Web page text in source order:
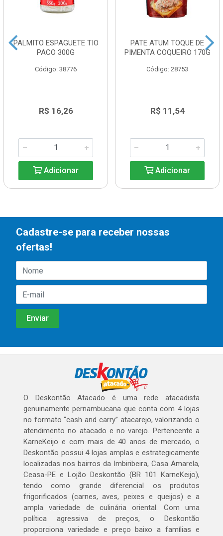
PALMITO ESPAGUETE TIO
PACO 300G
Código: 38776
R$ 16,26
Adicionar
PATE ATUM TOQUE DE
PIMENTA COQUEIRO 170G
Código: 28753
R$ 11,54
Adicionar
Cadastre-se para receber nossas
ofertas!
O Deskontão Atacado é uma rede atacadista
genuinamente pernambucana que conta com 4 lojas
no formato “cash and carry” atacarejo, valorizando o
atendimento no atacado e no varejo. Pertencente a
KarneKeijo e com mais de 40 anos de mercado, o
Deskontão possui 4 lojas amplas e estrategicamente
localizadas nos bairros da Imbiribeira, Casa Amarela,
Ceasa-PE e Lojão Deskontão (BR 101 KarneKeijo),
tendo como grande diferencial os produtos
frigorificados (carnes, aves, peixes e queijos) e a
ampla variedade de culinária oriental. Com uma
política agressiva de preços, o Deskontão
proporciona variedade e preço baixo a famílias e